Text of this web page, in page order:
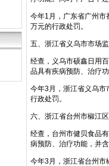
今年1月，广东省广州市
万元的行政处罚。
五、浙江省义乌市市场
经查，义乌市硕鑫日用
品具有疾病预防、治疗
今年3月，浙江省义乌市
行政处罚。
六、浙江省台州市椒江
经查，台州市健贝食品
病预防、治疗功能，并
今年3月，浙江省台州市